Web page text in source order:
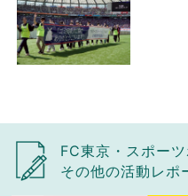
FC東京・スポー
その他の活動レポ